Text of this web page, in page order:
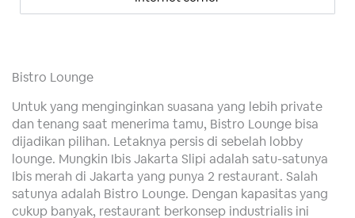
Bistro Lounge
Untuk yang menginginkan suasana yang lebih private
dan tenang saat menerima tamu, Bistro Lounge bisa
dijadikan pilihan. Letaknya persis di sebelah lobby
lounge. Mungkin Ibis Jakarta Slipi adalah satu-satunya
Ibis merah di Jakarta yang punya 2 restaurant. Salah
satunya adalah Bistro Lounge. Dengan kapasitas yang
cukup banyak, restaurant berkonsep industrialis ini